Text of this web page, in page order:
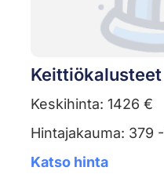
Keittiökalusteet
Keskihinta: 1426 €
Hintajakauma: 379
Katso hinta